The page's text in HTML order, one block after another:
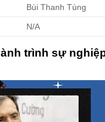
Bùi Thanh Tùng
N/A
trình sự